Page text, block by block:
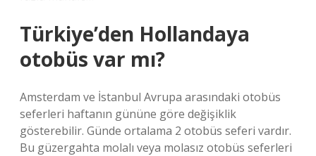
Türkiye’den Hollandaya
otobüs var mı?
Amsterdam ve İstanbul Avrupa arasındaki otobüs
seferleri haftanın gününe göre değişiklik
gösterebilir. Günde ortalama 2 otobüs seferi vardır.
Bu güzergahta molalı veya molasız otobüs seferleri